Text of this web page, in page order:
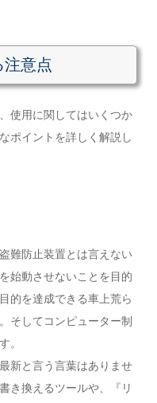
意点
使用に関してはいくつか
ポイントを詳しく解説し
難防止装置とは言えない
始動させないことを目的
的を達成できる車上荒ら
そしてコンピューター制
。
新と言う言葉はありませ
き換えるツールや、『リ